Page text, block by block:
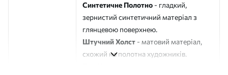
Синтетичне Полотно - гладкий,
зернистий синтетичний матеріал з
глянцевою поверхнею.
Штучний Холст - матовий матеріал,
схожий на полотна художників.